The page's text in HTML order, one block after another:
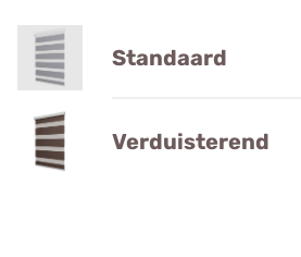
Standaard
Verduisterend